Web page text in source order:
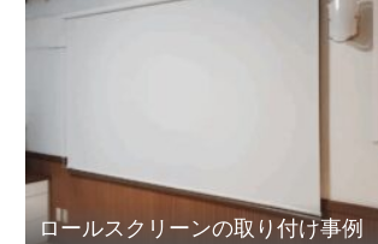
ロールスクリーンの取り付け事例